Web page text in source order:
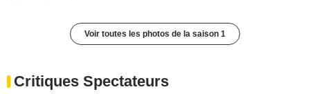
Voir toutes les photos de la saison 1
Critiques Spectateurs